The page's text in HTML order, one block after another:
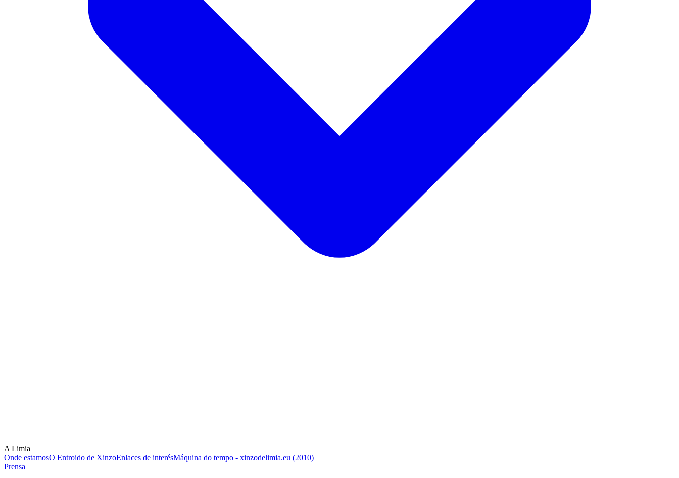
A Limia
Onde estamosO Entroido de XinzoEnlaces de interésMáquina do tempo - xinzodelimia.eu (2010)
Prensa